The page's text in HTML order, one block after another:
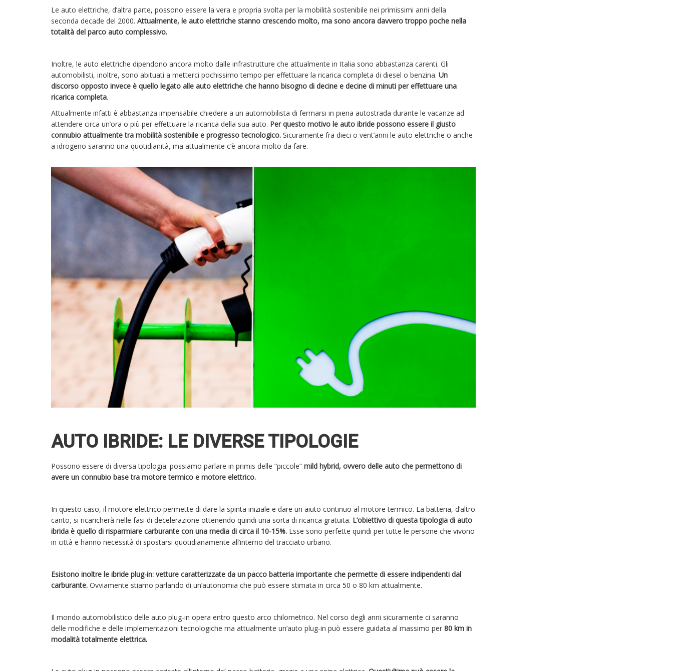
Le auto elettriche, d’altra parte, possono essere la vera e propria svolta per la mobilità sostenibile nei primissimi anni della
seconda decade del 2000. Attualmente, le auto elettriche stanno crescendo molto, ma sono ancora davvero troppo poche nella
totalità del parco auto complessivo.
Inoltre, le auto elettriche dipendono ancora molto dalle infrastrutture che attualmente in Italia sono abbastanza carenti. Gli
automobilisti, inoltre, sono abituati a metterci pochissimo tempo per effettuare la ricarica completa di diesel o benzina. Un
discorso opposto invece è quello legato alle auto elettriche che hanno bisogno di decine e decine di minuti per effettuare una
ricarica completa.
Attualmente infatti è abbastanza impensabile chiedere a un automobilista di fermarsi in piena autostrada durante le vacanze ad
attendere circa un’ora o più per effettuare la ricarica della sua auto. Per questo motivo le auto ibride possono essere il giusto
connubio attualmente tra mobilità sostenibile e progresso tecnologico. Sicuramente fra dieci o vent’anni le auto elettriche o anche
a idrogeno saranno una quotidianità, ma attualmente c’è ancora molto da fare.
AUTO IBRIDE: LE DIVERSE TIPOLOGIE
Possono essere di diversa tipologia: possiamo parlare in primis delle “piccole” mild hybrid, ovvero delle auto che permettono di
avere un connubio base tra motore termico e motore elettrico.
In questo caso, il motore elettrico permette di dare la spinta iniziale e dare un aiuto continuo al motore termico. La batteria, d’altro
canto, si ricaricherà nelle fasi di decelerazione ottenendo quindi una sorta di ricarica gratuita. L’obiettivo di questa tipologia di auto
ibrida è quello di risparmiare carburante con una media di circa il 10-15%. Esse sono perfette quindi per tutte le persone che vivono
in città e hanno necessità di spostarsi quotidianamente all’interno del tracciato urbano.
Esistono inoltre le ibride plug-in: vetture caratterizzate da un pacco batteria importante che permette di essere indipendenti dal
carburante. Ovviamente stiamo parlando di un’autonomia che può essere stimata in circa 50 o 80 km attualmente.
Il mondo automobilistico delle auto plug-in opera entro questo arco chilometrico. Nel corso degli anni sicuramente ci saranno
delle modifiche e delle implementazioni tecnologiche ma attualmente un’auto plug-in può essere guidata al massimo per 80 km in
modalità totalmente elettrica.